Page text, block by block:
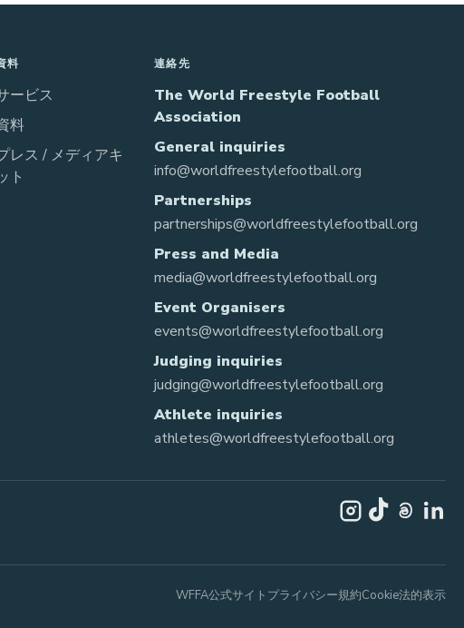
料
ービス
料
レス / メディアキ
ト
連絡先
The World Freestyle Football
Association
General inquiries
info@worldfreestylefootball.org
Partnerships
partnerships@worldfreestylefootball.org
Press and Media
media@worldfreestylefootball.org
Event Organisers
events@worldfreestylefootball.org
Judging inquiries
judging@worldfreestylefootball.org
Athlete inquiries
athletes@worldfreestylefootball.org
WFFA公式サイト プライバシー規約Cookie法的表示